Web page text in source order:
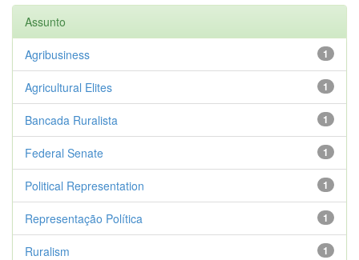
Assunto
1
Agribusiness
1
Agricultural Elites
1
Bancada Ruralista
1
Federal Senate
1
Political Representation
1
Representação Política
1
Ruralism